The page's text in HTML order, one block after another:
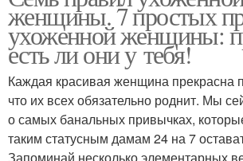
женщины. 7 простых
ухоженной женщины:
есть ли они у тебя!
Каждая красивая женщина прекрасна
что их всех обязательно роднит. Мы
о самых банальных привычках,
таким статусным дамам 24 на 7